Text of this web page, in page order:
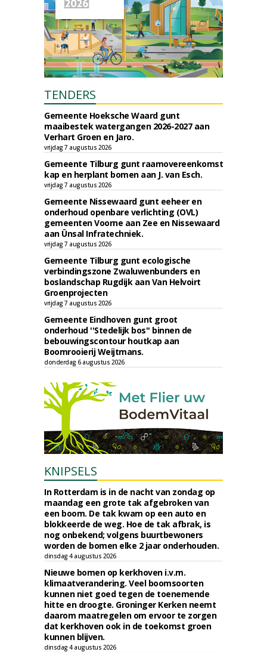
TENDERS
Gemeente Hoeksche Waard gunt
maaibestek watergangen 2026-2027 aan
Verhart Groen en Jaro.
vrijdag 7 augustus 2026
Gemeente Tilburg gunt raamovereenkomst
kap en herplant bomen aan J. van Esch.
vrijdag 7 augustus 2026
Gemeente Nissewaard gunt eeheer en
onderhoud openbare verlichting (OVL)
gemeenten Voorne aan Zee en Nissewaard
aan Ünsal Infratechniek.
vrijdag 7 augustus 2026
Gemeente Tilburg gunt ecologische
verbindingszone Zwaluwenbunders en
boslandschap Rugdijk aan Van Helvoirt
Groenprojecten
vrijdag 7 augustus 2026
Gemeente Eindhoven gunt groot
onderhoud ''Stedelijk bos'' binnen de
bebouwingscontour houtkap aan
Boomrooierij Weijtmans.
donderdag 6 augustus 2026
KNIPSELS
In Rotterdam is in de nacht van zondag op
maandag een grote tak afgebroken van
een boom. De tak kwam op een auto en
blokkeerde de weg. Hoe de tak afbrak, is
nog onbekend; volgens buurtbewoners
worden de bomen elke 2 jaar onderhouden.
dinsdag 4 augustus 2026
Nieuwe bomen op kerkhoven i.v.m.
klimaatverandering. Veel boomsoorten
kunnen niet goed tegen de toenemende
hitte en droogte. Groninger Kerken neemt
daarom maatregelen om ervoor te zorgen
dat kerkhoven ook in de toekomst groen
kunnen blijven.
dinsdag 4 augustus 2026